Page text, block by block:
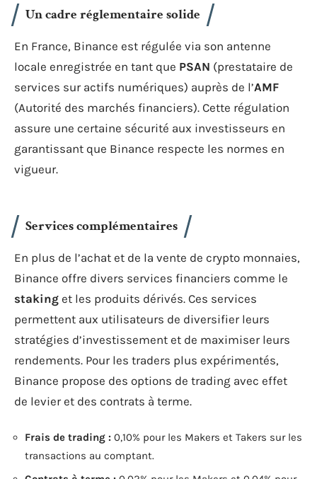
Un cadre réglementaire solide
En France, Binance est régulée via son antenne
locale enregistrée en tant que PSAN (prestataire de
services sur actifs numériques) auprès de l’AMF
(Autorité des marchés financiers). Cette régulation
assure une certaine sécurité aux investisseurs en
garantissant que Binance respecte les normes en
vigueur.
Services complémentaires
En plus de l’achat et de la vente de crypto monnaies,
Binance offre divers services financiers comme le
staking et les produits dérivés. Ces services
permettent aux utilisateurs de diversifier leurs
stratégies d’investissement et de maximiser leurs
rendements. Pour les traders plus expérimentés,
Binance propose des options de trading avec effet
de levier et des contrats à terme.
Frais de trading : 0,10% pour les Makers et Takers sur les
transactions au comptant.